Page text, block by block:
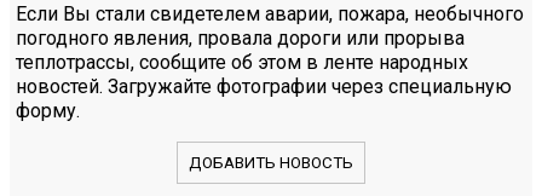
Если Вы стали свидетелем аварии, пожара, необычного
погодного явления, провала дороги или прорыва
теплотрассы, сообщите об этом в ленте народных
новостей. Загружайте фотографии через специальную
форму.
ДОБАВИТЬ НОВОСТЬ